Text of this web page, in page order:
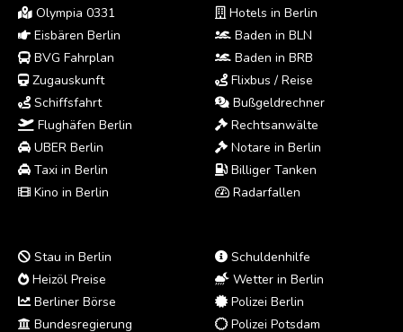
Olympia 0331
Eisbären Berlin
BVG Fahrplan
Zugauskunft
Schiffsfahrt
Flughäfen Berlin
UBER Berlin
Taxi in Berlin
Kino in Berlin
Hotels in Berlin
Baden in BLN
Baden in BRB
Flixbus / Reise
Bußgeldrechner
Rechtsanwälte
Notare in Berlin
Billiger Tanken
Radarfallen
Stau in Berlin
Heizöl Preise
Berliner Börse
Bundesregierung
Schuldenhilfe
Wetter in Berlin
Polizei Berlin
Polizei Potsdam